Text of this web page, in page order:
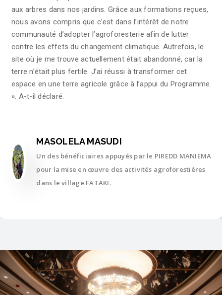
aux arbres dans nos jardins. Grâce aux formations reçues,
nous avons compris que c’est dans l’intérêt de notre
communauté d’adopter l’agroforesterie afin de lutter
contre les effets du changement climatique. Autrefois, le
site où je me trouve actuellement était abandonné, car la
terre n’était plus fertile. J’ai réussi à transformer cet
espace en une terre agricole grâce à l’appui du Programme.
». A-t-il déclaré.
MASOLELA MASUDI
Un des bénéficiaires appuyés par le PIREDD MANIEMA
pour la mise en œuvre des activités agroforestières
dans le village FATAKI.